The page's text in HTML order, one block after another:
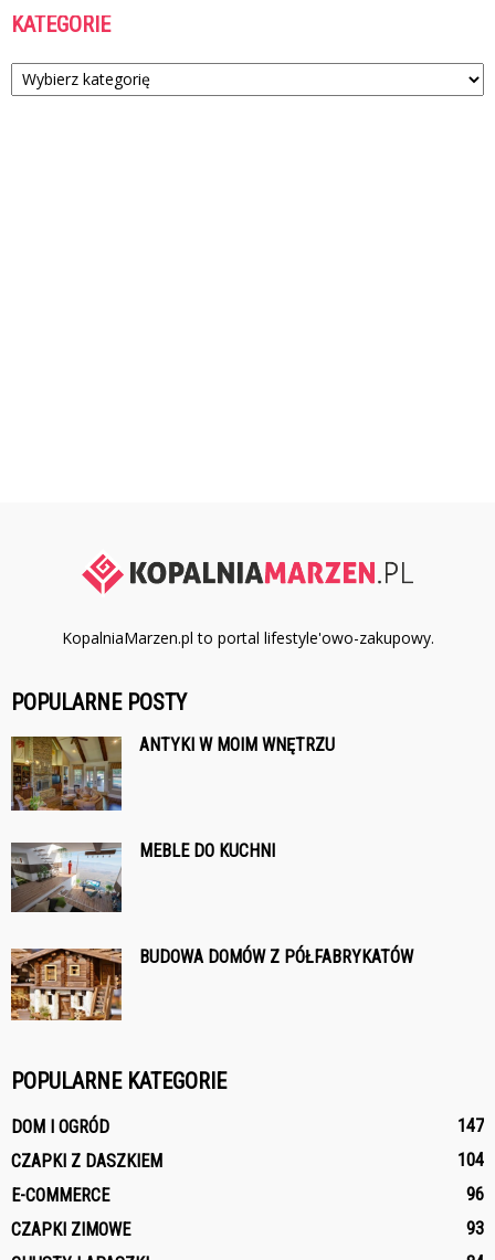
KATEGORIE
Kategorie
KopalniaMarzen.pl to portal lifestyle'owo-zakupowy.
POPULARNE POSTY
ANTYKI W MOIM WNĘTRZU
MEBLE DO KUCHNI
BUDOWA DOMÓW Z PÓŁFABRYKATÓW
POPULARNE KATEGORIE
DOM I OGRÓD
147
CZAPKI Z DASZKIEM
104
E-COMMERCE
96
CZAPKI ZIMOWE
93